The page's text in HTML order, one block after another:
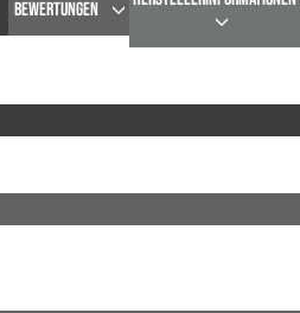
BEWERTUNGEN